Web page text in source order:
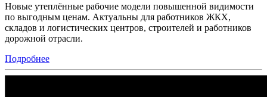
Новые утеплённые рабочие модели повышенной видимости
по выгодным ценам. Актуальны для работников ЖКХ,
складов и логистических центров, строителей и работников
дорожной отрасли.
Подробнее